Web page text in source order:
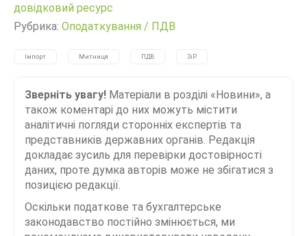
довідковий ресурс
Рубрика: Оподаткування / ПДВ
Імпорт Митниця ПДВ ЗіР
Зверніть увагу! Матеріали в розділі «Новини», а
також коментарі до них можуть містити
аналітичні погляди сторонніх експертів та
представників державних органів. Редакція
докладає зусиль для перевірки достовірності
даних, проте думка авторів може не збігатися з
позицією редакції.
Оскільки податкове та бухгалтерське
законодавство постійно змінюється, ми